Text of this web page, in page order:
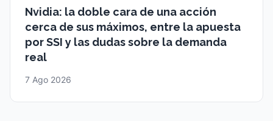
Nvidia: la doble cara de una acción
cerca de sus máximos, entre la apuesta
por SSI y las dudas sobre la demanda
real
7 Ago 2026